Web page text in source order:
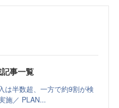
事一覧
は半数超、一方で約9割が検
施／ PLAN...